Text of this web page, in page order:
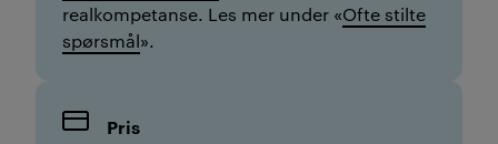
realkompetanse. Les mer under «Ofte stilte
spørsmål».
Pris